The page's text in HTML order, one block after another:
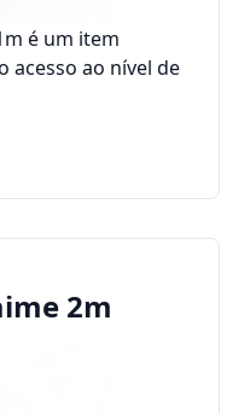
é um item
ao nível de
2m